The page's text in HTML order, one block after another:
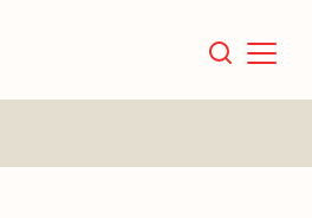
Menu